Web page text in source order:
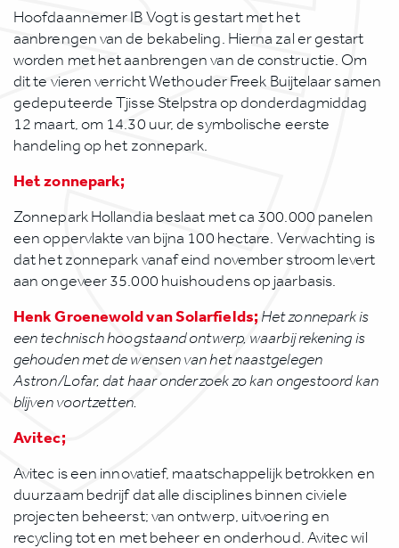
Hoofdaannemer IB Vogt is gestart met het
aanbrengen van de bekabeling. Hierna zal er gestart
worden met het aanbrengen van de constructie. Om
dit te vieren verricht Wethouder Freek Buijtelaar samen
gedeputeerde Tjisse Stelpstra op donderdagmiddag
12 maart, om 14.30 uur, de symbolische eerste
handeling op het zonnepark.
Het zonnepark;
Zonnepark Hollandia beslaat met ca 300.000 panelen
een oppervlakte van bijna 100 hectare. Verwachting is
dat het zonnepark vanaf eind november stroom levert
aan ongeveer 35.000 huishoudens op jaarbasis.
Henk Groenewold van Solarfields;Het zonnepark is
een technisch hoogstaand ontwerp, waarbij rekening is
gehouden met de wensen van het naastgelegen
Astron/Lofar, dat haar onderzoek zo kan ongestoord kan
blijven voortzetten.
Avitec;
Avitec is een innovatief, maatschappelijk betrokken en
duurzaam bedrijf dat alle disciplines binnen civiele
projecten beheerst; van ontwerp, uitvoering en
recycling tot en met beheer en onderhoud. Avitec wil